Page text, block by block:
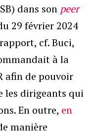
dans son peer
29 février 2024
cf. Buci,
à la
afin de pouvoir
les dirigeants qui
En outre, en
manière